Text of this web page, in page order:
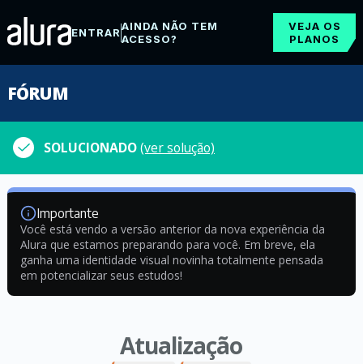
ENTRARAINDA NÃO TEM
ACESSO?
VEJA OS
PLANOS
FÓRUM
SOLUCIONADO(ver solução)
Importante
Você está vendo a versão anterior da nova experiência da
Alura que estamos preparando para você. Em breve, ela
ganha uma identidade visual novinha totalmente pensada
em potencializar seus estudos!
Atualização